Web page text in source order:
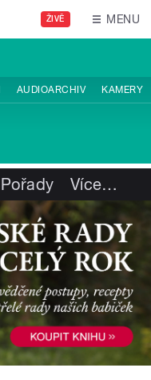
ŽIVĚ MENU
AUDIOARCHIV KAMERY
Pořady Více…